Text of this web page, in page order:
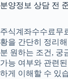
분양정보 상담 전
주식계좌수수료무
황을 간단히 정리
분 원하는 조건, 궁
가능 여부와 관련
하게 이해할 수 있